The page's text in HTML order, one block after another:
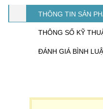
THÔNG TIN SẢN
THÔNG SỐ KỸ
ĐÁNH GIÁ BÌNH